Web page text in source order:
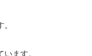
。
ます。